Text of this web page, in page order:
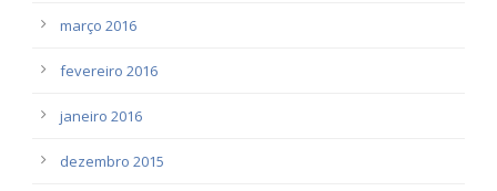
março 2016
fevereiro 2016
janeiro 2016
dezembro 2015